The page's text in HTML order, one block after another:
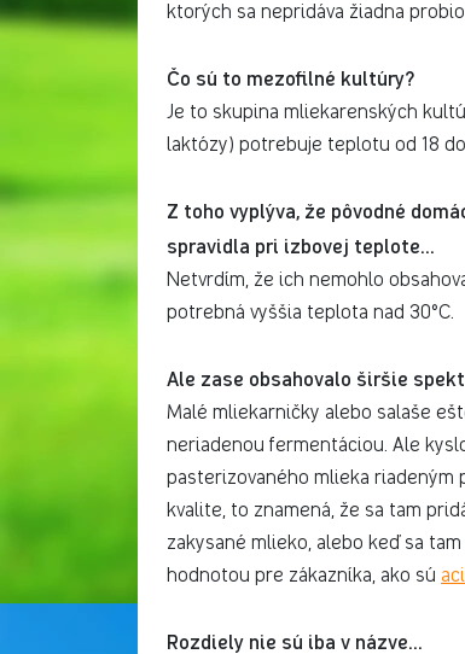
ktorých sa nepridáva žiadna
Čo sú to mezofilné kultúry?
Je to skupina mliekarenských
laktózy) potrebuje teplotu od 18
Z toho vyplýva, že pôvodné
spravidla pri izbovej teplote…
Netvrdím, že ich nemohlo
potrebná vyššia teplota nad 30°C.
Ale zase obsahovalo širšie
Malé mliekarničky alebo salaše
neriadenou fermentáciou. Ale
pasterizovaného mlieka riadeným
kvalite, to znamená, že sa tam
zakysané mlieko, alebo keď sa
hodnotou pre zákazníka, ako sú
Rozdiely nie sú iba v názve…